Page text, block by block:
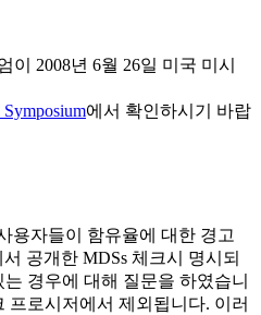
2008년 6월 26일 미국 미시
에서 확인하시기 바랍
용자들이 함유율에 대한 경고
공개한 MDSs 체크시 명시되
경우에 대해 질문을 하였습니
프로시저에서 제외됩니다. 이러